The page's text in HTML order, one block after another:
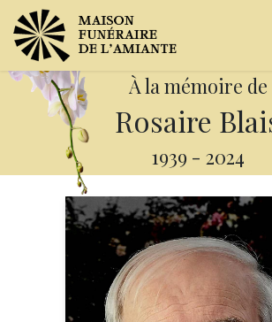
À la mémoire de
Rosaire
1939 - 2024